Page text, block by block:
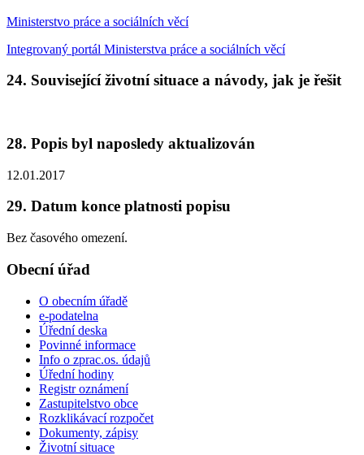
Ministerstvo práce a sociálních věcí
Integrovaný portál Ministerstva práce a sociálních věcí
24. Související životní situace a návody, jak je řešit
28. Popis byl naposledy aktualizován
12.01.2017
29. Datum konce platnosti popisu
Bez časového omezení.
Obecní úřad
O obecním úřadě
e-podatelna
Úřední deska
Povinné informace
Info o zprac.os. údajů
Úřední hodiny
Registr oznámení
Zastupitelstvo obce
Rozklikávací rozpočet
Dokumenty, zápisy
Životní situace